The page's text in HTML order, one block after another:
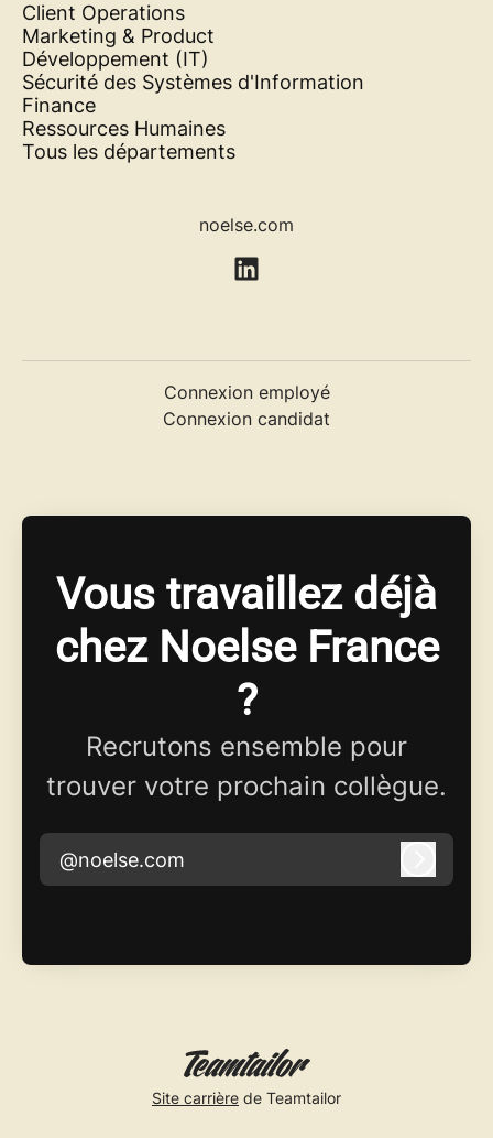
Client Operations
Marketing & Product
Développement (IT)
Sécurité des Systèmes d'Information
Finance
Ressources Humaines
Tous les départements
noelse.com
Connexion employé
Connexion candidat
Vous travaillez déjà
chez Noelse France
?
Recrutons ensemble pour
trouver votre prochain collègue.
@noelse.com
Site carrière de Teamtailor